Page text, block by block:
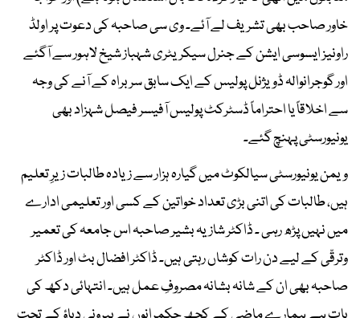
خاور صاحب بھی تشریف لے آئے۔ وی سی صاحبہ کی دعوت پر اولڈ
راونیز ایسوسی ایشن کے جنرل سیکریٹری شہباز شیخ لاہور سے آگئے
اور گوجرانوالہ ڈویژنل پولیس کے ایک سابق سربراہ کے آنے کی وجہ
سے اخلاقاً یا احتراماً ڈسٹرکٹ پولیس آفیسر فیصل شہزاد بھی
یونیورسٹی پہنچ گئے۔
ویمن یونیورسٹی سیالکوٹ میں گیارہ ہزار سے زیادہ طالبات زیرِ تعلیم
ہیں، طالبات کی اتنی بڑی تعداد خواتین کے کسی اور تعلیمی ادارے
میں نہیں پڑھ رہی ۔ ڈاکٹر شازیہ بشیر صاحبہ اس جامعہ کی تعمیر
وترقّی کے لیے دن رات کوشاں رہتی ہیں۔ ڈاکٹر افضال بٹ اور ڈاکٹر
صاحبہ بھی ان کے شانہ بشانہ مصروفِ عمل ہیں۔ انتہائی دکھ کی